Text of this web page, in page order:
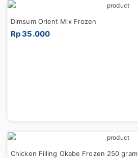
Dimsum Orient Mix Frozen
Rp 35.000
Chicken Filling Okabe Frozen 250 gram